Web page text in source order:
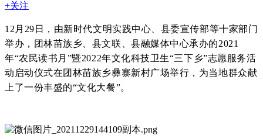
+关注
12月29日，由新时代文明实践中心、县委宣传部等十家部门
举办，团林苗族乡、县文联、县融媒体中心承办的2021
年“农民读书月”暨2022年文化科技卫生“三下乡”志愿服务活
动启动仪式在团林苗族乡彝寨新村广场举行，为当地群众献
上了一份丰盛的“文化大餐”。